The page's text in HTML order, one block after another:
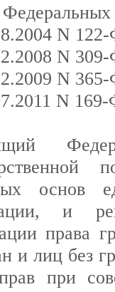
N
N
N
N
основ
и
права
и лиц без
при